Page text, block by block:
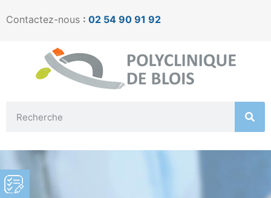
Contactez-nous : 02 54 90 91 92